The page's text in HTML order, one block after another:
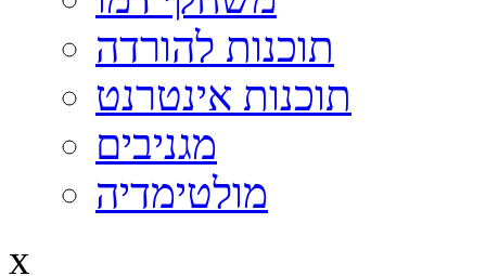
תוכנות להורדה
תוכנות אינטרנט
מגניבים
מולטימדיה
x